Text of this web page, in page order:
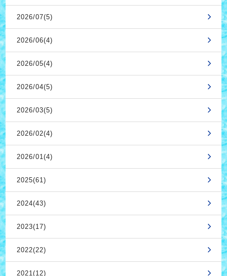
2026/07(5)
2026/06(4)
2026/05(4)
2026/04(5)
2026/03(5)
2026/02(4)
2026/01(4)
2025(61)
2024(43)
2023(17)
2022(22)
2021(12)